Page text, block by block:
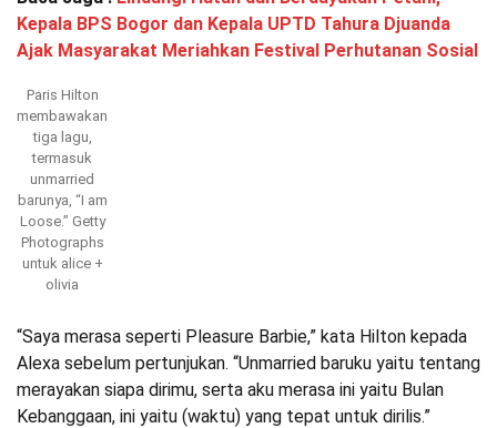
Kepala BPS Bogor dan Kepala UPTD Tahura Djuanda
Ajak Masyarakat Meriahkan Festival Perhutanan Sosial
Paris Hilton
membawakan
tiga lagu,
termasuk
unmarried
barunya, “I am
Loose.” Getty
Photographs
untuk alice +
olivia
“Saya merasa seperti Pleasure Barbie,” kata Hilton kepada
Alexa sebelum pertunjukan. “Unmarried baruku yaitu tentang
merayakan siapa dirimu, serta aku merasa ini yaitu Bulan
Kebanggaan, ini yaitu (waktu) yang tepat untuk dirilis.”